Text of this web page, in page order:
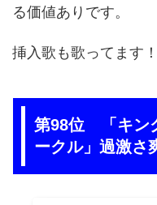
る価値ありです。
挿入歌も歌ってます！
第98位 「キン
ークル」過激さ